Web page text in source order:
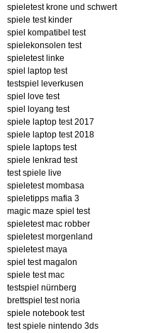
spieletest krone und schwert
spiele test kinder
spiel kompatibel test
spielekonsolen test
spieletest linke
spiel laptop test
testspiel leverkusen
spiel love test
spiel loyang test
spiele laptop test 2017
spiele laptop test 2018
spiele laptops test
spiele lenkrad test
test spiele live
spieletest mombasa
spieletipps mafia 3
magic maze spiel test
spieletest mac robber
spieletest morgenland
spieletest maya
spiel test magalon
spiele test mac
testspiel nürnberg
brettspiel test noria
spiele notebook test
test spiele nintendo 3ds